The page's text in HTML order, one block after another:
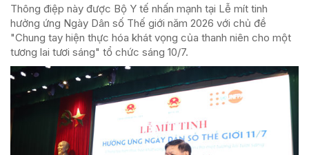
Thông điệp này được Bộ Y tế nhấn mạnh tại Lễ mít tinh
hưởng ứng Ngày Dân số Thế giới năm 2026 với chủ đề
"Chung tay hiện thực hóa khát vọng của thanh niên cho một
tương lai tươi sáng" tổ chức sáng 10/7.